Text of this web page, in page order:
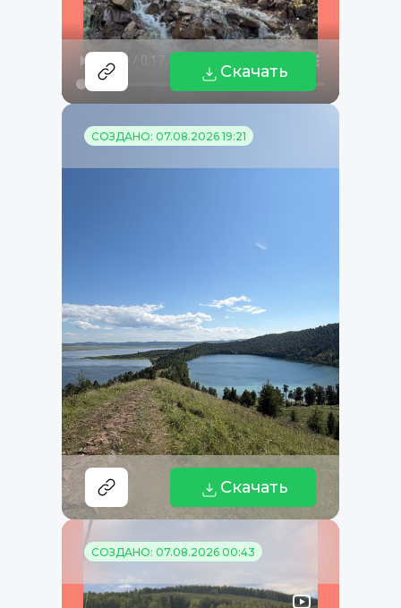
Скачать
СОЗДАНО: 07.08.2026 19:21
Скачать
СОЗДАНО: 07.08.2026 00:43